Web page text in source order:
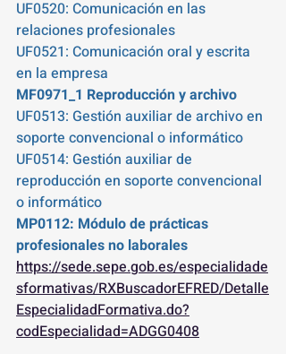
UF0520: Comunicación en las
relaciones profesionales
UF0521: Comunicación oral y escrita
en la empresa
MF0971_1 Reproducción y archivo
UF0513: Gestión auxiliar de archivo en
soporte convencional o informático
UF0514: Gestión auxiliar de
reproducción en soporte convencional
o informático
MP0112: Módulo de prácticas
profesionales no laborales
https://sede.sepe.gob.es/especialidade
sformativas/RXBuscadorEFRED/Detalle
EspecialidadFormativa.do?
codEspecialidad=ADGG0408